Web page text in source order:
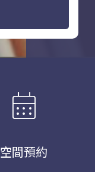
calendar_month
空間預約